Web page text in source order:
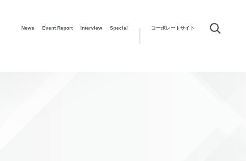
News Event Report Interview Special コーポレートサイト